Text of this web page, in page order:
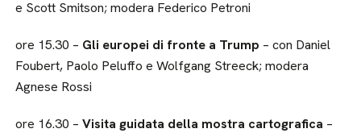
e Scott Smitson; modera Federico Petroni
ore 15.30 – Gli europei di fronte a Trump – con Daniel
Foubert, Paolo Peluffo e Wolfgang Streeck; modera
Agnese Rossi
ore 16.30 –Visita guidata della mostra cartografica –